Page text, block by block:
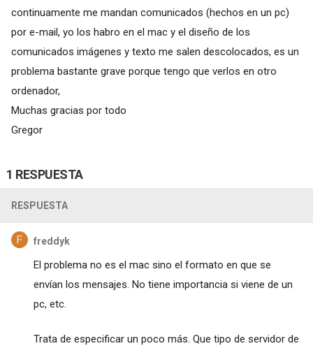
continuamente me mandan comunicados (hechos en un pc)
por e-mail, yo los habro en el mac y el diseño de los
comunicados imágenes y texto me salen descolocados, es un
problema bastante grave porque tengo que verlos en otro
ordenador,
Muchas gracias por todo
Gregor
1 RESPUESTA
RESPUESTA
freddyk
El problema no es el mac sino el formato en que se
envían los mensajes. No tiene importancia si viene de un
pc, etc.
Trata de especificar un poco más. Que tipo de servidor de